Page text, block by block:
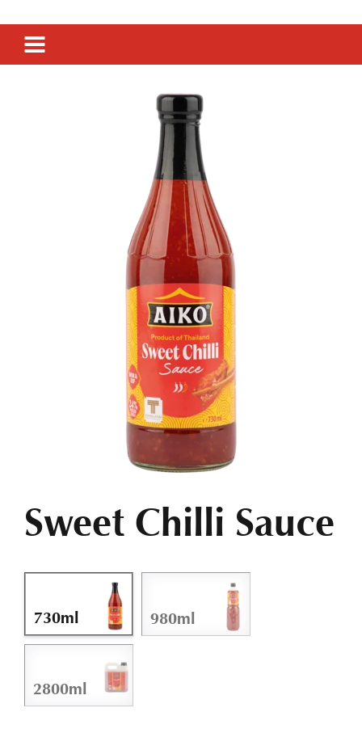
Sweet Chilli Sauce
730ml 980ml
2800ml